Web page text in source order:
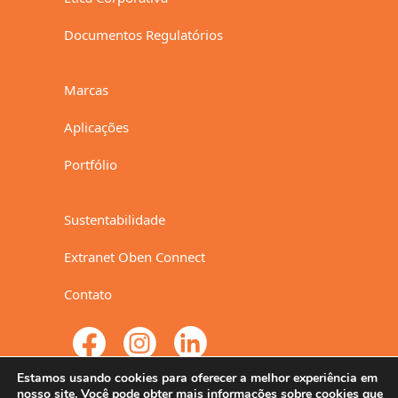
Documentos Regulatórios
Marcas
Aplicações
Portfólio
Sustentabilidade
Extranet Oben Connect
Contato
Estamos usando cookies para oferecer a melhor experiência em
nosso site. Você pode obter mais informações sobre cookies que